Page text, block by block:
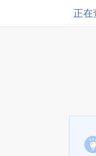
正在